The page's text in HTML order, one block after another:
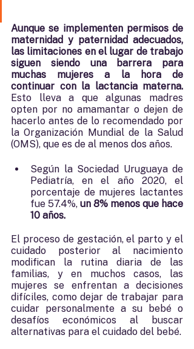
Aunque se implementen permisos de
maternidad y paternidad adecuados,
las limitaciones en el lugar de trabajo
siguen siendo una barrera para
muchas mujeres a la hora de
Esto lleva a que algunas madres
opten por no amamantar o dejen de
hacerlo antes de lo recomendado por
la Organización Mundial de la Salud
(OMS), que es de al menos dos años.
Según la Sociedad Uruguaya de
Pediatría, en el año 2020, el
porcentaje de mujeres lactantes
fue 57.4%, un 8% menos que hace
10 años.
El proceso de gestación, el parto y el
cuidado posterior al nacimiento
modifican la rutina diaria de las
familias, y en muchos casos, las
mujeres se enfrentan a decisiones
difíciles, como dejar de trabajar para
cuidar personalmente a su bebé o
desafíos económicos al buscar
alternativas para el cuidado del bebé.